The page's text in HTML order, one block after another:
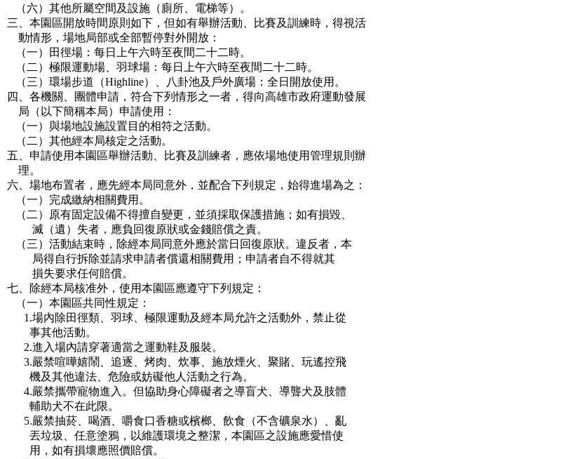
（六）其他所屬空間及設施（廁所、電梯等）。
三、本園區開放時間原則如下，但如有舉辦活動、比賽及訓練時，得視活
動情形，場地局部或全部暫停對外開放：
（一）田徑場：每日上午六時至夜間二十二時。
（二）極限運動場、羽球場：每日上午六時至夜間二十二時。
（三）環場步道（Highline）、八卦池及戶外廣場：全日開放使用。
四、各機關、團體申請，符合下列情形之一者，得向高雄市政府運動發展
局（以下簡稱本局）申請使用：
（一）與場地設施設置目的相符之活動。
（二）其他經本局核定之活動。
五、申請使用本園區舉辦活動、比賽及訓練者，應依場地使用管理規則辦
理。
六、場地布置者，應先經本局同意外，並配合下列規定，始得進場為之：
（一）完成繳納相關費用。
（二）原有固定設備不得擅自變更，並須採取保護措施；如有損毀、
滅（遺）失者，應負回復原狀或金錢賠償之責。
（三）活動結束時，除經本局同意外應於當日回復原狀。違反者，本
局得自行拆除並請求申請者償還相關費用；申請者自不得就其
損失要求任何賠償。
七、除經本局核准外，使用本園區應遵守下列規定：
（一）本園區共同性規定：
1.場內除田徑類、羽球、極限運動及經本局允許之活動外，禁止從
事其他活動。
2.進入場內請穿著適當之運動鞋及服裝。
3.嚴禁喧嘩嬉鬧、追逐、烤肉、炊事、施放煙火、聚賭、玩遙控飛
機及其他違法、危險或妨礙他人活動之行為。
4.嚴禁攜帶寵物進入。但協助身心障礙者之導盲犬、導聾犬及肢體
輔助犬不在此限。
5.嚴禁抽菸、喝酒、嚼食口香糖或檳榔、飲食（不含礦泉水）、亂
丟垃圾、任意塗鴉，以維護環境之整潔，本園區之設施應愛惜使
用，如有損壞應照價賠償。